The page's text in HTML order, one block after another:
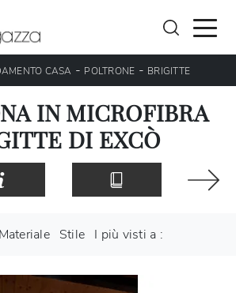
CASA - POLTRONE - BRIGITTE
IN MICROFIBRA
DI EXCÒ
Materiale Stile I più visti a :